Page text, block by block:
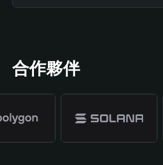
合作夥伴